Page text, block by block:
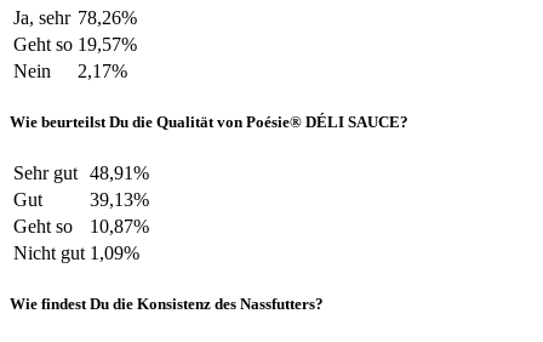
Ja, sehr 78,26%
Geht so 19,57%
Nein
2,17%
Wie beurteilst Du die Qualität von Poésie® DÉLI SAUCE?
Sehr gut 48,91%
Gut
39,13%
Geht so
10,87%
Nicht gut 1,09%
Wie findest Du die Konsistenz des Nassfutters?